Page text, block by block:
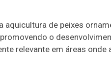
a aquicultura de peixes
o
relevante em áreas onde